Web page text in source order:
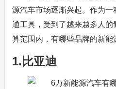
源汽车市场逐渐兴起。作为
通工具，受到了越来越多人
算范围内，有哪些品牌的新能
1.比亚迪